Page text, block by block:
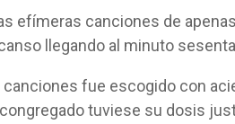
efímeras canciones de
llegando al minuto
canciones fue escogido con
tuviese su dosis